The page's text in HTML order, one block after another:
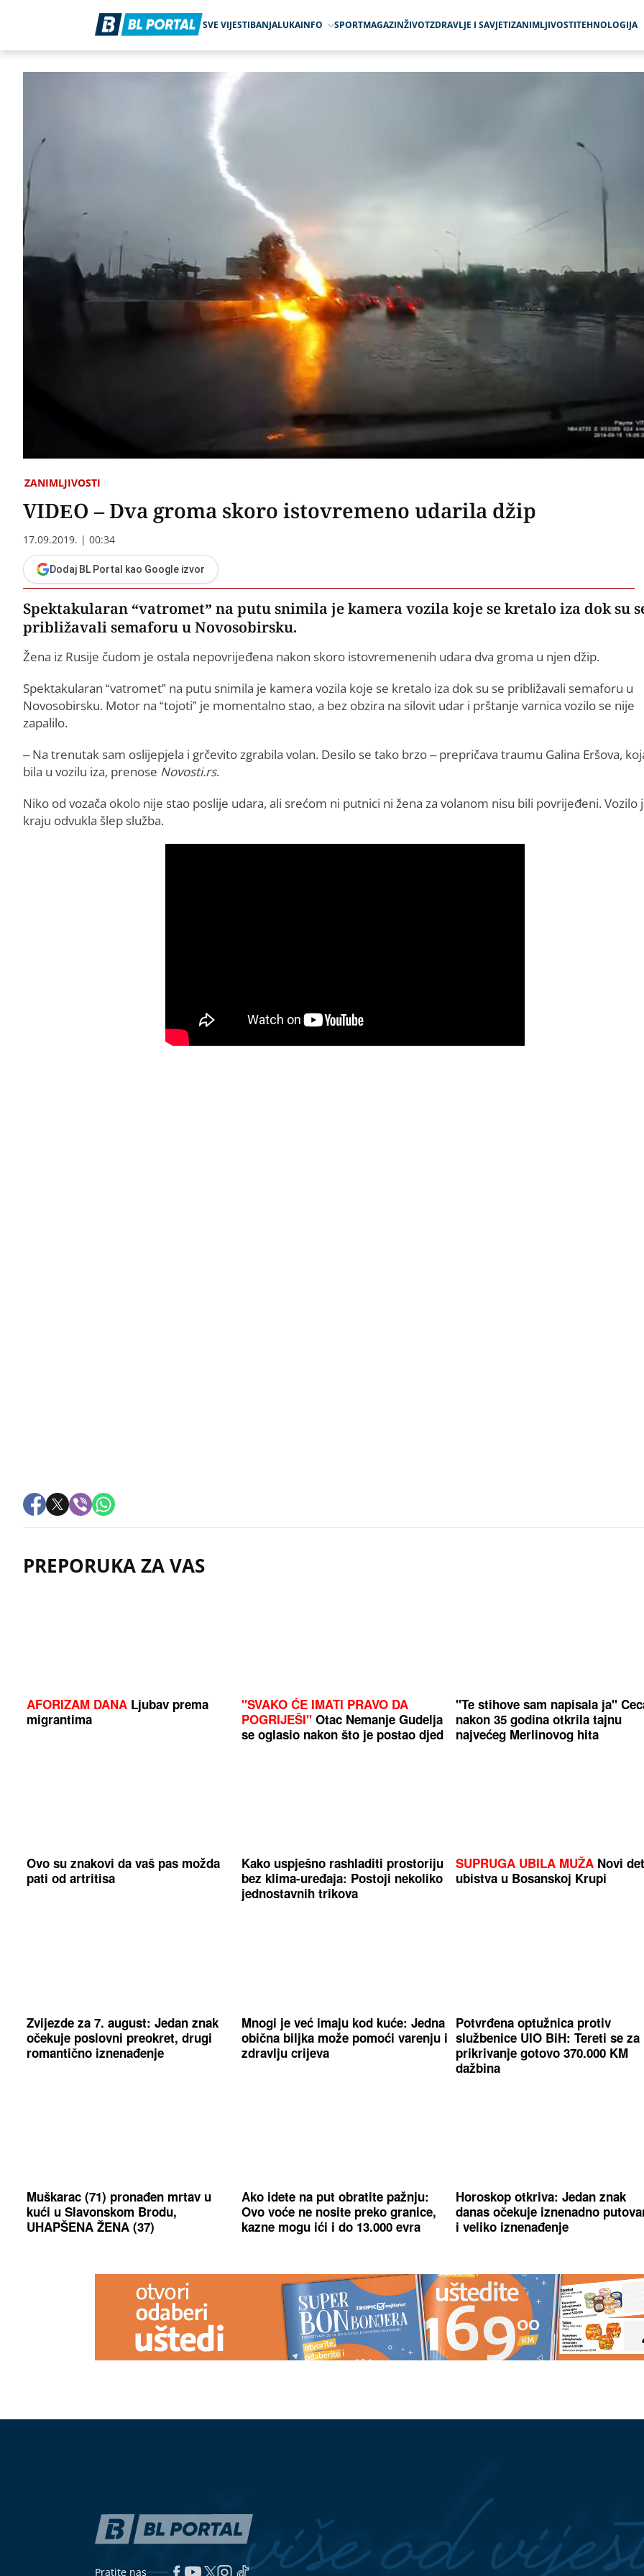
SVE VIJESTIBANJALUKAINFO SPORTMAGAZINŽIVOTZDRAVLJE I SAVJETIZANIMLJIVOSTITEHNOLOGIJA
ZANIMLJIVOSTI
VIDEO – Dva groma skoro istovremeno udarila džip
17.09.2019. | 00:34
Dodaj BL Portal kao Google izvor
Spektakularan “vatromet” na putu snimila je kamera vozila koje se kretalo iza dok su
približavali semaforu u Novosobirsku.
Žena iz Rusije čudom je ostala nepovrijeđena nakon skoro istovremenenih udara dva groma u njen džip.
Spektakularan “vatromet” na putu snimila je kamera vozila koje se kretalo iza dok su se približavali semaforu u
Novosobirsku. Motor na “tojoti” je momentalno stao, a bez obzira na silovit udar i prštanje varnica vozilo se nije
zapalilo.
– Na trenutak sam oslijepjela i grčevito zgrabila volan. Desilo se tako brzo – prepričava traumu Galina Eršova,
bila u vozilu iza, prenose Novosti.rs.
Niko od vozača okolo nije stao poslije udara, ali srećom ni putnici ni žena za volanom nisu bili povrijeđeni. Vozilo
kraju odvukla šlep služba.
PREPORUKA ZA VAS
AFORIZAM DANA Ljubav prema
migrantima
"SVAKO ĆE IMATI PRAVO DA
POGRIJEŠI"Otac Nemanje Gudelja
se oglasio nakon što je postao djed
"Te stihove sam napisala ja"
nakon 35 godina otkrila tajnu
najvećeg Merlinovog hita
Ovo su znakovi da vaš pas možda
pati od artritisa
Kako uspješno rashladiti prostoriju
bez klima-uređaja: Postoji nekoliko
jednostavnih trikova
SUPRUGA UBILA MUŽA Novi
ubistva u Bosanskoj Krupi
Zvijezde za 7. august: Jedan znak
očekuje poslovni preokret, drugi
romantično iznenađenje
Mnogi je već imaju kod kuće: Jedna
obična biljka može pomoći varenju i
zdravlju crijeva
Potvrđena optužnica protiv
službenice UIO BiH: Tereti se za
prikrivanje gotovo 370.000 KM
dažbina
Muškarac (71) pronađen mrtav u
kući u Slavonskom Brodu,
UHAPŠENA ŽENA (37)
Ako idete na put obratite pažnju:
Ovo voće ne nosite preko granice,
kazne mogu ići i do 13.000 evra
Horoskop otkriva: Jedan znak
danas očekuje iznenadno
i veliko iznenađenje
Pratite nas